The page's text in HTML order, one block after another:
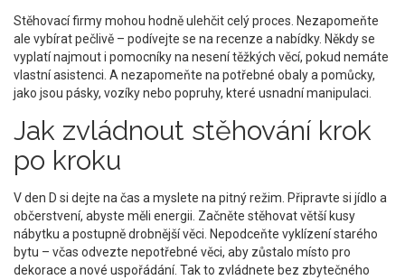
Stěhovací firmy mohou hodně ulehčit celý proces. Nezapomeňte
ale vybírat pečlivě – podívejte se na recenze a nabídky. Někdy se
vyplatí najmout i pomocníky na nesení těžkých věcí, pokud nemáte
vlastní asistenci. A nezapomeňte na potřebné obaly a pomůcky,
jako jsou pásky, vozíky nebo popruhy, které usnadní manipulaci.
Jak zvládnout stěhování krok
po kroku
V den D si dejte na čas a myslete na pitný režim. Připravte si jídlo a
občerstvení, abyste měli energii. Začněte stěhovat větší kusy
nábytku a postupně drobnější věci. Nepodceňte vyklízení starého
bytu – včas odvezte nepotřebné věci, aby zůstalo místo pro
dekorace a nové uspořádání. Tak to zvládnete bez zbytečného